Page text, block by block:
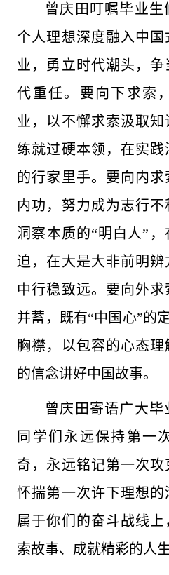
曾庆田叮嘱毕业
个人理想深度融入中
业，勇立时代潮头，
代重任。要向下求索
业，以不懈求索汲取
练就过硬本领，在实
的行家里手。要向内
内功，努力成为志行
洞察本质的“明白人”
迫，在大是大非前明辨
中行稳致远。要向外
并蓄，既有“中国心”的
胸襟，以包容的心态
的信念讲好中国故事。
曾庆田寄语广大
同学们永远保持第一
奇，永远铭记第一次
怀揣第一次许下理想
属于你们的奋斗战线
索故事、成就精彩的人生